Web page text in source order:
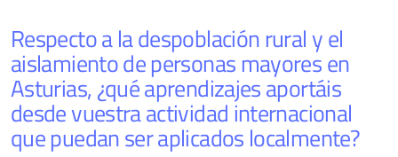
Respecto a la despoblación rural y el
aislamiento de personas mayores en
Asturias, ¿qué aprendizajes aportáis
desde vuestra actividad internacional
que puedan ser aplicados localmente?